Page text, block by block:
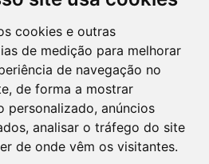
cookies e outras
de medição para melhorar
de navegação no
de forma a mostrar
personalizado, anúncios
analisar o tráfego do site
de onde vêm os visitantes.
Muito satisfeito